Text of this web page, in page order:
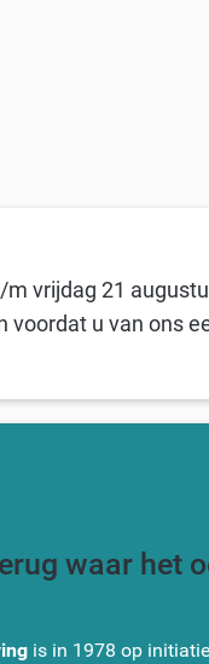
vrijdag 21
voordat u van ons
waar het
is in 1978 op